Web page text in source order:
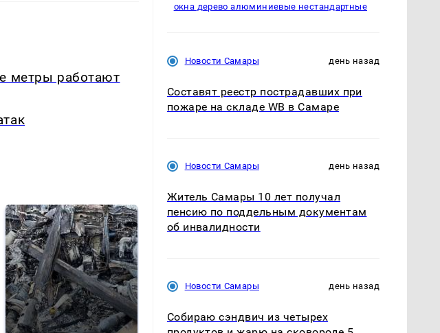
метры работают
окна дерево алюминиевые нестандартные
Новости Самары день назад
Составят реестр пострадавших при
пожаре на складе WB в Самаре
Новости Самары день назад
Житель Самары 10 лет получал
пенсию по поддельным документам
об инвалидности
Новости Самары день назад
Собираю сэндвич из четырех